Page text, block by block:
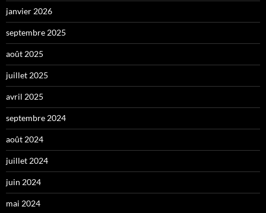
janvier 2026
septembre 2025
août 2025
juillet 2025
avril 2025
septembre 2024
août 2024
juillet 2024
juin 2024
mai 2024